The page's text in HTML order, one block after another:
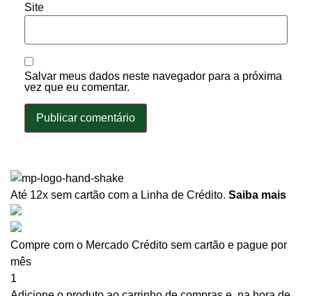
Site
Salvar meus dados neste navegador para a próxima
vez que eu comentar.
Até 12x sem cartão com a Linha de Crédito. Saiba mais
Compre com o Mercado Crédito sem cartão e pague por
mês
1